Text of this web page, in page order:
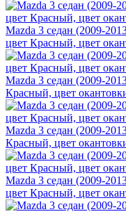
Mazda 3 седан (2009-
цвет Красный, цвет
Mazda 3 седан (2009-
Красный, цвет
Mazda 3 седан (2009-
Красный, цвет
Mazda 3 седан (2009-
цвет Красный, цвет